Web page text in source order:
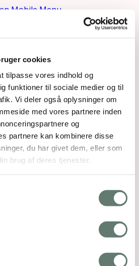
cookies
tilpasse vores indhold og
funktioner til sociale medier og til
Vi deler også oplysninger om
med vores partnere inden
og
partnere kan kombinere disse
du har givet dem, eller som
brug af deres tjenester.
Mobile Menu
|large (980x980)
(150x150)
28237618 |
|Handelsbetingelser
Maimonide. All Rights
byDIGITAL TALES.